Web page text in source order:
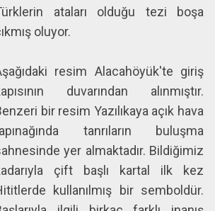
ataları olduğu tezi boşa
oluyor.
resim Alacahöyük'te giriş
duvarından alınmıştır.
bir resim Yazılıkaya açık hava
tanrıların buluşma
yer almaktadır. Bildiğimiz
çift başlı kartal ilk kez
kullanılmış bir semboldür.